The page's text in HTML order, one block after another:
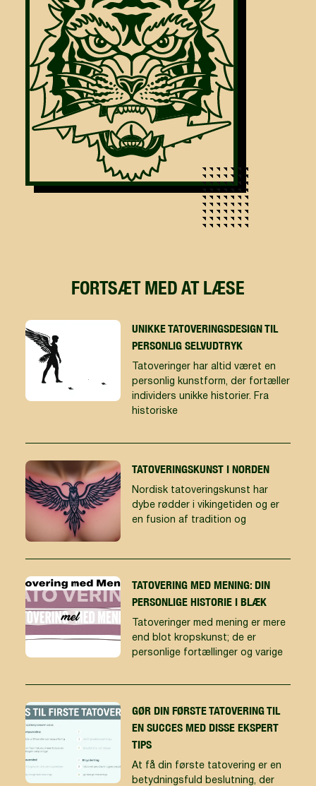
FORTSÆT MED AT LÆSE
UNIKKE TATOVERINGSDESIGN TIL
PERSONLIG SELVUDTRYK
Tatoveringer har altid været en
personlig kunstform, der fortæller
individers unikke historier. Fra
historiske
TATOVERINGSKUNST I NORDEN
Nordisk tatoveringskunst har
dybe rødder i vikingetiden og er
en fusion af tradition og
TATOVERING MED MENING: DIN
PERSONLIGE HISTORIE I BLÆK
Tatoveringer med mening er mere
end blot kropskunst; de er
personlige fortællinger og varige
GØR DIN FØRSTE TATOVERING TIL
EN SUCCES MED DISSE EKSPERT
TIPS
At få din første tatovering er en
betydningsfuld beslutning, der